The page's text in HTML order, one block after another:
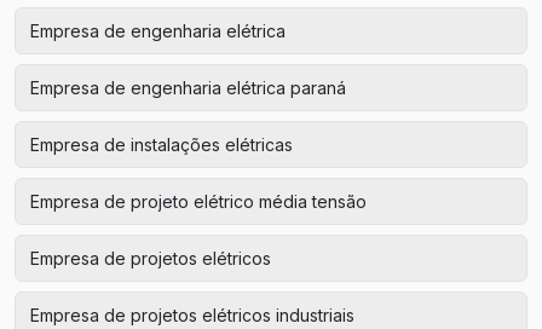
Empresa de engenharia elétrica
Empresa de engenharia elétrica paraná
Empresa de instalações elétricas
Empresa de projeto elétrico média tensão
Empresa de projetos elétricos
Empresa de projetos elétricos industriais